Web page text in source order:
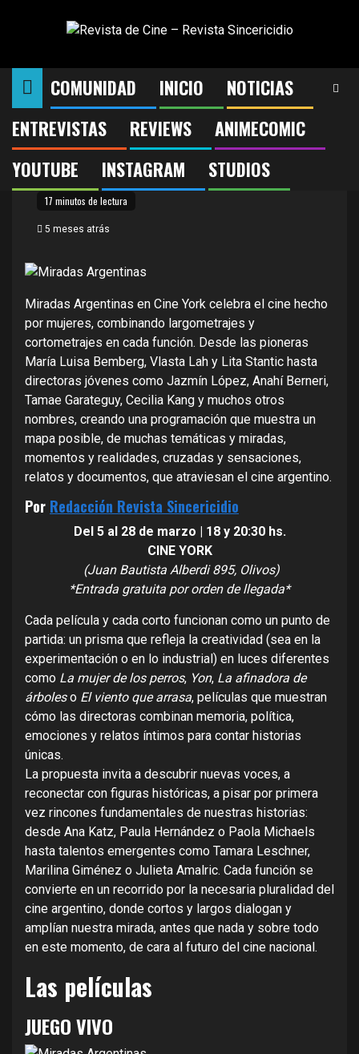
COMUNIDAD INICIO
NOTICIAS
ENTREVISTAS
REVIEWS
ANIMECOMIC
YOUTUBE
INSTAGRAM STUDIOS
MIRADAS ARGENTINAS
17 minutos de lectura
5 meses atrás
Miradas Argentinas en Cine York celebra el cine hecho
por mujeres, combinando largometrajes y
cortometrajes en cada función. Desde las pioneras
María Luisa Bemberg, Vlasta Lah y Lita Stantic hasta
directoras jóvenes como Jazmín López, Anahí Berneri,
Tamae Garateguy, Cecilia Kang y muchos otros
nombres, creando una programación que muestra un
mapa posible, de muchas temáticas y miradas,
momentos y realidades, cruzadas y sensaciones,
relatos y documentos, que atraviesan el cine argentino.
Por Redacción Revista Sincericidio
Del 5 al 28 de marzo | 18 y 20:30 hs.
CINE YORK
(Juan Bautista Alberdi 895, Olivos)
*Entrada gratuita por orden de llegada*
Cada película y cada corto funcionan como un punto de
partida: un prisma que refleja la creatividad (sea en la
experimentación o en lo industrial) en luces diferentes
como La mujer de los perros, Yon, La afinadora de
árboleso El viento que arrasa, películas que muestran
cómo las directoras combinan memoria, política,
emociones y relatos íntimos para contar historias
únicas.
La propuesta invita a descubrir nuevas voces, a
reconectar con figuras históricas, a pisar por primera
vez rincones fundamentales de nuestras historias:
desde Ana Katz, Paula Hernández o Paola Michaels
hasta talentos emergentes como Tamara Leschner,
Marilina Giménez o Julieta Amalric. Cada función se
convierte en un recorrido por la necesaria pluralidad del
cine argentino, donde cortos y largos dialogan y
amplían nuestra mirada, antes que nada y sobre todo
en este momento, de cara al futuro del cine nacional.
Las películas
JUEGO VIVO